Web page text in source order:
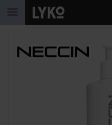
SIIRTYÄ JHK SISÄLTÖÖN